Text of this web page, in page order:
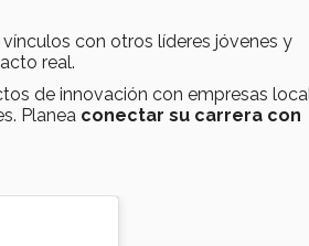
vínculos con otros líderes jóvenes y
real.
de innovación con empresas
Planea conectar su carrera con